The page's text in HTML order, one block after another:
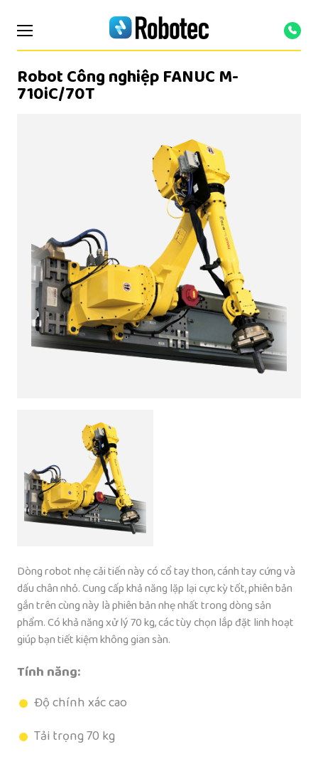
Robot Công nghiệp FANUC M-
710iC/70T
Dòng robot nhẹ cải tiến này có cổ tay thon, cánh tay cứng và
dấu chân nhỏ. Cung cấp khả năng lặp lại cực kỳ tốt, phiên bản
gắn trên cùng này là phiên bản nhẹ nhất trong dòng sản
phẩm. Có khả năng xử lý 70 kg, các tùy chọn lắp đặt linh hoạt
giúp bạn tiết kiệm không gian sàn.
Tính năng:
Độ chính xác cao
Tải trọng 70 kg